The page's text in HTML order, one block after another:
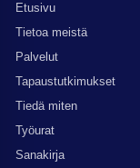
Etusivu
Tietoa meistä
Palvelut
Tapaustutkimukset
Tiedä miten
Työurat
Sanakirja